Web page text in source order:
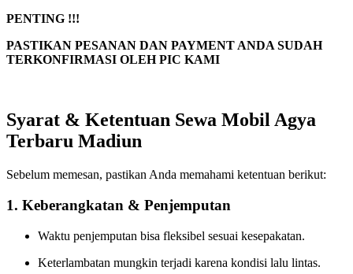
PENTING !!!
PASTIKAN PESANAN DAN PAYMENT ANDA SUDAH
TERKONFIRMASI OLEH PIC KAMI
Syarat & Ketentuan Sewa Mobil Agya
Terbaru Madiun
Sebelum memesan, pastikan Anda memahami ketentuan berikut:
1. Keberangkatan & Penjemputan
Waktu penjemputan bisa fleksibel sesuai kesepakatan.
Keterlambatan mungkin terjadi karena kondisi lalu lintas.